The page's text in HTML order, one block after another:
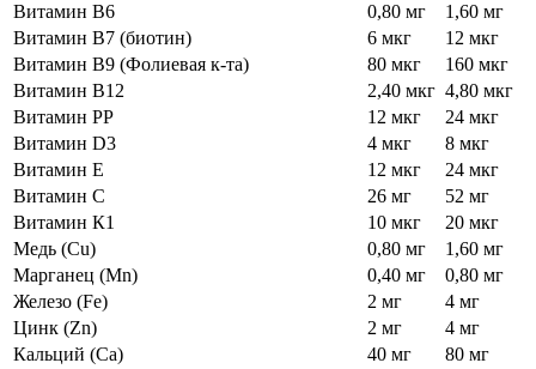
Витамин В6
0,80 мг
1,60 мг
Витамин В7 (биотин)
6 мкг
12 мкг
Витамин В9 (Фолиевая к-та)
80 мкг
160 мкг
Витамин В12
2,40 мкг 4,80 мкг
Витамин РР
12 мкг
24 мкг
Витамин D3
4 мкг
8 мкг
Витамин Е
12 мкг
24 мкг
Витамин С
26 мг
52 мг
Витамин К1
10 мкг
20 мкг
Медь (Cu)
0,80 мг
1,60 мг
Марганец (Mn)
0,40 мг
0,80 мг
Железо (Fe)
2 мг
4 мг
Цинк (Zn)
2 мг
4 мг
Кальций (Са)
40 мг
80 мг